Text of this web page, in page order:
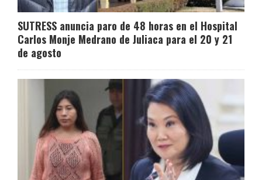
SUTRESS anuncia paro de 48 horas en el Hospital
Carlos Monje Medrano de Juliaca para el 20 y 21
de agosto